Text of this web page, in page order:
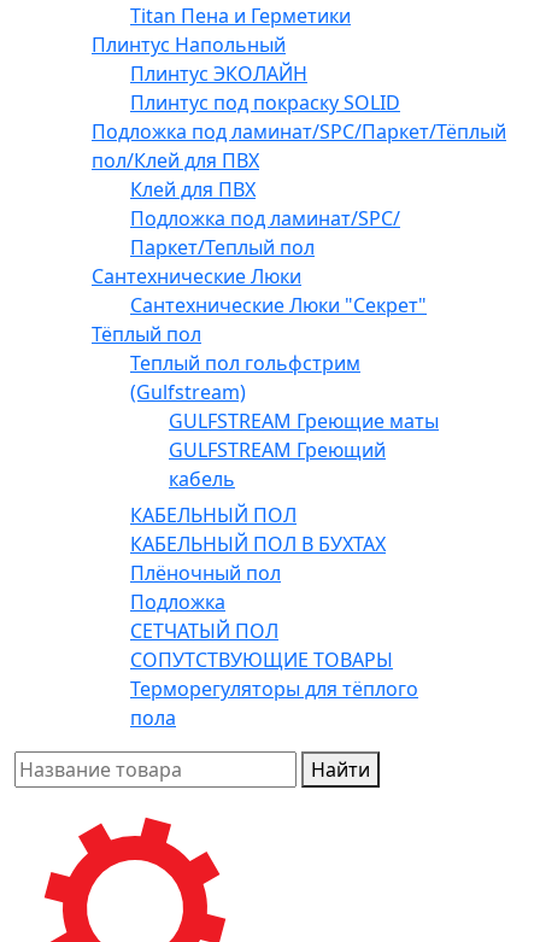
Titan Пена и Герметики
Плинтус Напольный
Плинтус ЭКОЛАЙН
Плинтус под покраску SOLID
Подложка под ламинат/SPC/Паркет/Тёплый
пол/Клей для ПВХ
Клей для ПВХ
Подложка под ламинат/SPC/
Паркет/Теплый пол
Сантехнические Люки
Сантехнические Люки "Секрет"
Тёплый пол
Теплый пол гольфстрим
(Gulfstream)
GULFSTREAM Греющие маты
GULFSTREAM Греющий
кабель
КАБЕЛЬНЫЙ ПОЛ
КАБЕЛЬНЫЙ ПОЛ В БУХТАХ
Плёночный пол
Подложка
СЕТЧАТЫЙ ПОЛ
СОПУТСТВУЮЩИЕ ТОВАРЫ
Терморегуляторы для тёплого
пола
Найти